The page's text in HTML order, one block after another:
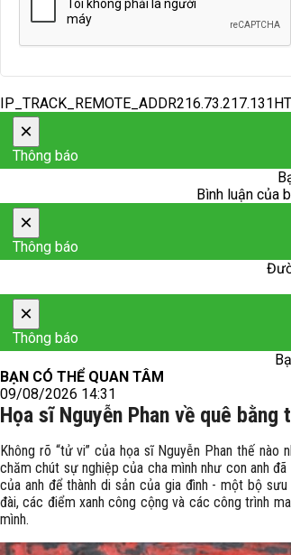
×
Thông báo
Bình luận của
×
Thông báo
×
Thông báo
BẠN CÓ THỂ QUAN TÂM
09/08/2026 14:31
Họa sĩ Nguyễn Phan về quê bằng
Không rõ “tử vi” của họa sĩ Nguyễn Phan thế
chăm chút sự nghiệp của cha mình như con anh
của anh để thành di sản của gia đình - một bộ
đài, các điểm xanh công cộng và các công trình
mình.